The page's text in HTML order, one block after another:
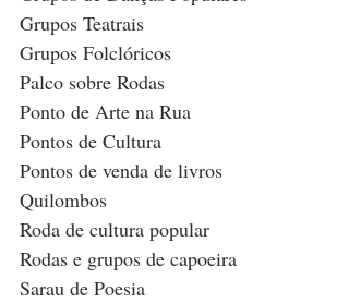
Grupos Teatrais
Grupos Folclóricos
Palco sobre Rodas
Ponto de Arte na Rua
Pontos de Cultura
Pontos de venda de livros
Quilombos
Roda de cultura popular
Rodas e grupos de capoeira
Sarau de Poesia